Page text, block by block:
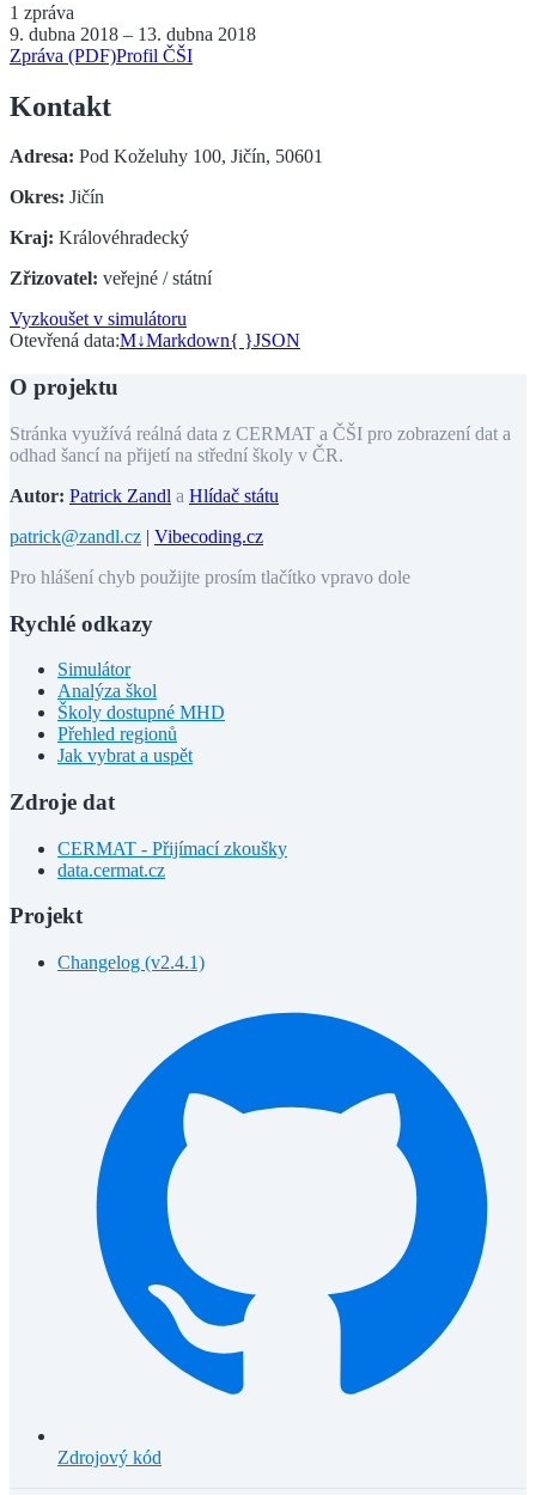
1 zpráva
9. dubna 2018 – 13. dubna 2018
Zpráva (PDF)Profil ČŠI
Kontakt
Adresa: Pod Koželuhy 100, Jičín, 50601
Okres: Jičín
Kraj: Královéhradecký
Zřizovatel: veřejné / státní
Vyzkoušet v simulátoru
Otevřená data:M↓Markdown{ }JSON
O projektu
Stránka využívá reálná data z CERMAT a ČŠI pro zobrazení dat a
odhad šancí na přijetí na střední školy v ČR.
Autor: Patrick Zandl a Hlídač státu
patrick@zandl.cz | Vibecoding.cz
Pro hlášení chyb použijte prosím tlačítko vpravo dole
Rychlé odkazy
Simulátor
Analýza škol
Školy dostupné MHD
Přehled regionů
Jak vybrat a uspět
Zdroje dat
CERMAT - Přijímací zkoušky
data.cermat.cz
Projekt
Changelog (v2.4.1)
Zdrojový kód